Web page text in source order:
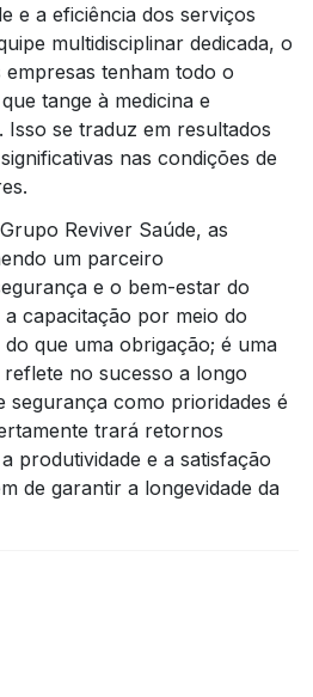
e a eficiência dos serviços
multidisciplinar dedicada, o
tenham todo o
tange à medicina e
se traduz em resultados
nas condições de
Reviver Saúde, as
um parceiro
e o bem-estar do
capacitação por meio do
do que uma obrigação; é uma
no sucesso a longo
segurança como prioridades é
trará retornos
produtividade e a satisfação
de garantir a longevidade da